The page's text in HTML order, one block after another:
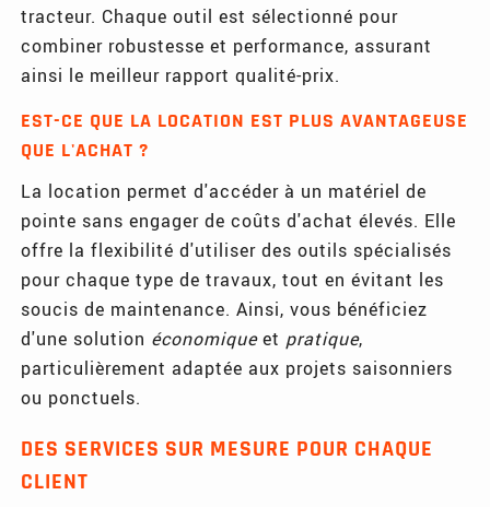
tracteur. Chaque outil est sélectionné pour
combiner robustesse et performance, assurant
ainsi le meilleur rapport qualité-prix.
EST-CE QUE LA LOCATION EST PLUS AVANTAGEUSE
QUE L'ACHAT ?
La location permet d'accéder à un matériel de
pointe sans engager de coûts d'achat élevés. Elle
offre la flexibilité d'utiliser des outils spécialisés
pour chaque type de travaux, tout en évitant les
soucis de maintenance. Ainsi, vous bénéficiez
d'une solution économiqueet pratique,
particulièrement adaptée aux projets saisonniers
ou ponctuels.
DES SERVICES SUR MESURE POUR CHAQUE
CLIENT